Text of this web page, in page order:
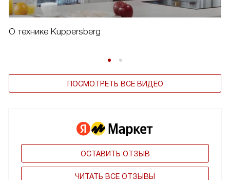
О технике Kuppersberg
ПОСМОТРЕТЬ ВСЕ ВИДЕО
ОСТАВИТЬ ОТЗЫВ
ЧИТАТЬ ВСЕ ОТЗЫВЫ